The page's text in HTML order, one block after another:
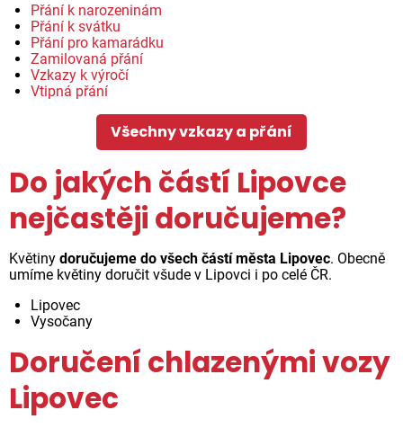
Přání k narozeninám
Přání k svátku
Přání pro kamarádku
Zamilovaná přání
Vzkazy k výročí
Vtipná přání
Všechny vzkazy a přání
Do jakých částí Lipovce
nejčastěji doručujeme?
Květiny doručujeme do všech částí města Lipovec. Obecně
umíme květiny doručit všude v Lipovci i po celé ČR.
Lipovec
Vysočany
Doručení chlazenými vozy
Lipovec